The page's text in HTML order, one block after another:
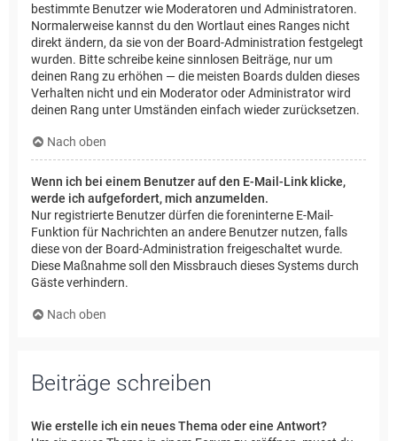
bestimmte Benutzer wie Moderatoren und Administratoren.
Normalerweise kannst du den Wortlaut eines Ranges nicht
direkt ändern, da sie von der Board-Administration festgelegt
wurden. Bitte schreibe keine sinnlosen Beiträge, nur um
deinen Rang zu erhöhen — die meisten Boards dulden dieses
Verhalten nicht und ein Moderator oder Administrator wird
deinen Rang unter Umständen einfach wieder zurücksetzen.
Nach oben
Wenn ich bei einem Benutzer auf den E-Mail-Link klicke,
werde ich aufgefordert, mich anzumelden.
Nur registrierte Benutzer dürfen die foreninterne E-Mail-
Funktion für Nachrichten an andere Benutzer nutzen, falls
diese von der Board-Administration freigeschaltet wurde.
Diese Maßnahme soll den Missbrauch dieses Systems durch
Gäste verhindern.
Nach oben
Beiträge schreiben
Wie erstelle ich ein neues Thema oder eine Antwort?